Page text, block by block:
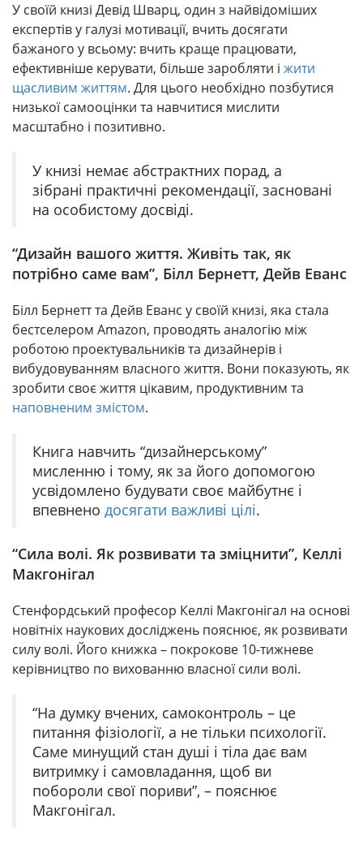
У своїй книзі Девід Шварц, один з найвідоміших
експертів у галузі мотивації, вчить досягати
бажаного у всьому: вчить краще працювати,
ефективніше керувати, більше заробляти і жити
щасливим життям. Для цього необхідно позбутися
низької самооцінки та навчитися мислити
масштабно і позитивно.
У книзі немає абстрактних порад, а
зібрані практичні рекомендації, засновані
на особистому досвіді.
“Дизайн вашого життя. Живіть так, як
потрібно саме вам”, Білл Бернетт, Дейв Еванс
Білл Бернетт та Дейв Еванс у своїй книзі, яка стала
бестселером Amazon, проводять аналогію між
роботою проектувальників та дизайнерів і
вибудовуванням власного життя. Вони показують, як
зробити своє життя цікавим, продуктивним та
наповненим змістом.
Книга навчить “дизайнерському”
мисленню і тому, як за його допомогою
усвідомлено будувати своє майбутнє і
впевнено досягати важливі цілі.
“Сила волі. Як розвивати та зміцнити”, Келлі
Макгонігал
Стенфордський професор Келлі Макгонігал на основі
новітніх наукових досліджень пояснює, як розвивати
силу волі. Його книжка – покрокове 10-тижневе
керівництво по вихованню власної сили волі.
“На думку вчених, самоконтроль – це
питання фізіології, а не тільки психології.
Саме минущий стан душі і тіла дає вам
витримку і самовладання, щоб ви
побороли свої пориви”, – пояснює
Макгонігал.